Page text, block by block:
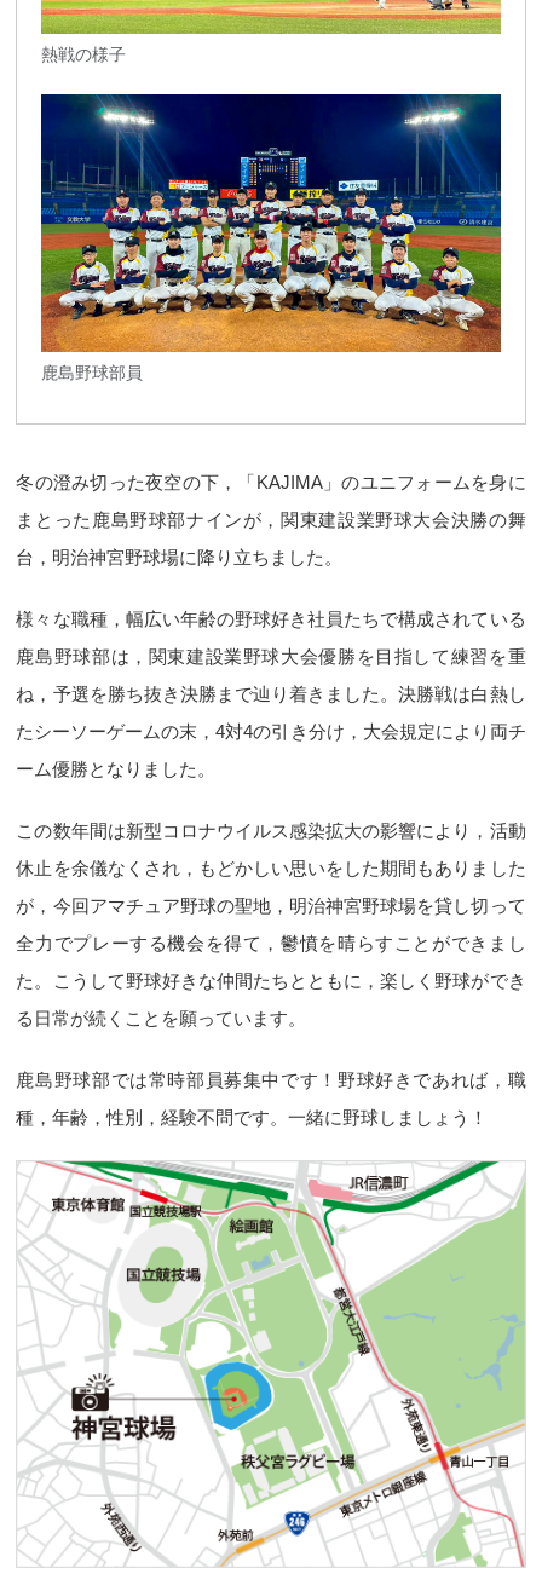
熱戦の様子
鹿島野球部員
冬の澄み切った夜空の下，「KAJIMA」のユニフォームを身に
まとった鹿島野球部ナインが，関東建設業野球大会決勝の舞
台，明治神宮野球場に降り立ちました。
様々な職種，幅広い年齢の野球好き社員たちで構成されている
鹿島野球部は，関東建設業野球大会優勝を目指して練習を重
ね，予選を勝ち抜き決勝まで辿り着きました。決勝戦は白熱し
たシーソーゲームの末，4対4の引き分け，大会規定により両チ
ーム優勝となりました。
この数年間は新型コロナウイルス感染拡大の影響により，活動
休止を余儀なくされ，もどかしい思いをした期間もありました
が，今回アマチュア野球の聖地，明治神宮野球場を貸し切って
全力でプレーする機会を得て，鬱憤を晴らすことができまし
た。こうして野球好きな仲間たちとともに，楽しく野球ができ
る日常が続くことを願っています。
鹿島野球部では常時部員募集中です！野球好きであれば，職
種，年齢，性別，経験不問です。一緒に野球しましょう！